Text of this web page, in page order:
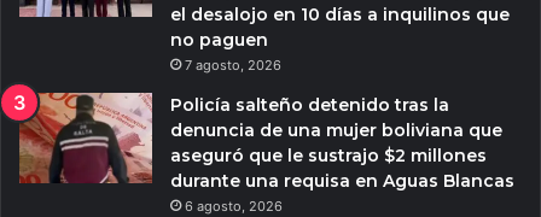
el desalojo en 10 días a inquilinos que
no paguen
7 agosto, 2026
Policía salteño detenido tras la
denuncia de una mujer boliviana que
aseguró que le sustrajo $2 millones
durante una requisa en Aguas Blancas
6 agosto, 2026